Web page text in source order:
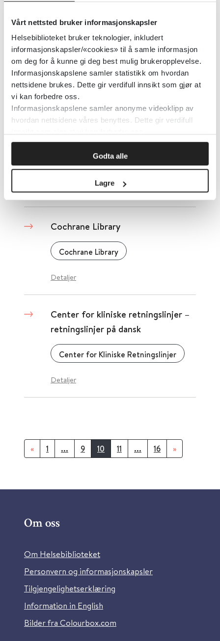
Vårt nettsted bruker informasjonskapsler
Helsebiblioteket bruker teknologier, inkludert
informasjonskapsler/«cookies» til å samle informasjon
om deg for å kunne gi deg best mulig brukeropplevelse.
Informasjonskapslene samler statistikk om hvordan
nettsidene brukes. Dette gir verdifull innsikt som gjør at
vi kan forbedre oss.
Informasjonskapslene samler anonyme videoklipp av
hvordan nettsidene våres benyttes. Dette gir verdifull
Godta alle
Lagre
Detaljer
Cochrane Emergency Reviews
Cochrane Library
Detaljer
CORE og andre skåringsverktøy til
bruk i psykoterapien
Helsebiblioteket
Cochrane Library
Cochrane Library
Detaljer
Center for kliniske retningslinjer –
retningslinjer på dansk
Center for Kliniske Retningslinjer
Detaljer
« 1 ... 9 10 11 ... 16 »
Om oss
Om Helsebiblioteket
Personvern og informasjonskapsler
Tilgjengelighetserklæring
Information in English
Bilder fra Colourbox.com